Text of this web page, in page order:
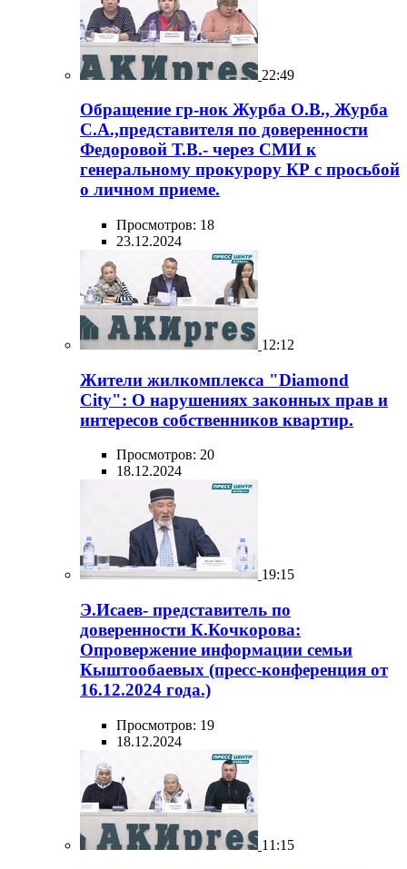
22:49
Обращение гр-нок Журба О.В., Журба
С.А.,представителя по доверенности
Федоровой Т.В.- через СМИ к
генеральному прокурору КР с просьбой
о личном приеме.
Просмотров: 18
23.12.2024
12:12
Жители жилкомплекса "Diamond
City": О нарушениях законных прав и
интересов собственников квартир.
Просмотров: 20
18.12.2024
19:15
Э.Исаев- представитель по
доверенности К.Кочкорова:
Опровержение информации семьи
Кыштообаевых (пресс-конференция от
16.12.2024 года.)
Просмотров: 19
18.12.2024
11:15